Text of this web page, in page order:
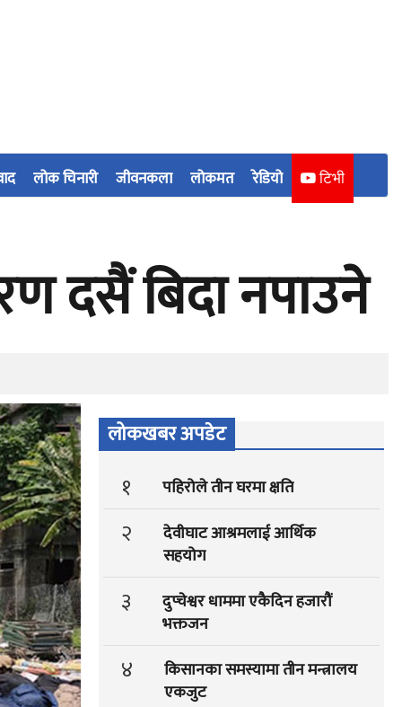
लोक चिनारी जीवनकला लोकमत रेडियो टिभी
दसैं बिदा नपाउने
लोकखबर अपडेट
१ पहिरोले तीन घरमा क्षति
२
देवीघाट आश्रमलाई आर्थिक
सहयोग
३
दुप्चेश्वर धाममा एकैदिन हजारौं
भक्तजन
४
किसानका समस्यामा तीन मन्त्रालय
एकजुट